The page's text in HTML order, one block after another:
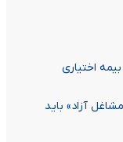
اختیاری
آزاد» باید